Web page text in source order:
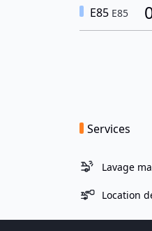
E85 E85
Services
Lavage
Location